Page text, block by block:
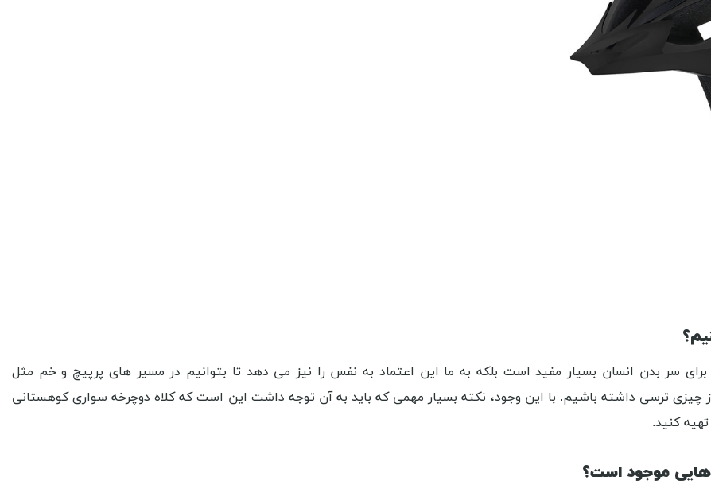
برای سر بدن انسان بسیار مفید است بلکه به ما این اعتماد به نفس را نیز می دهد تا بتوانیم در مسیر های پرپیچ و خم مثل
چیزی ترسی داشته باشیم. با این وجود، نکته بسیار مهمی که باید به آن توجه داشت این است که کلاه دوچرخه سواری کوهستانی
کنید.
موجود است؟